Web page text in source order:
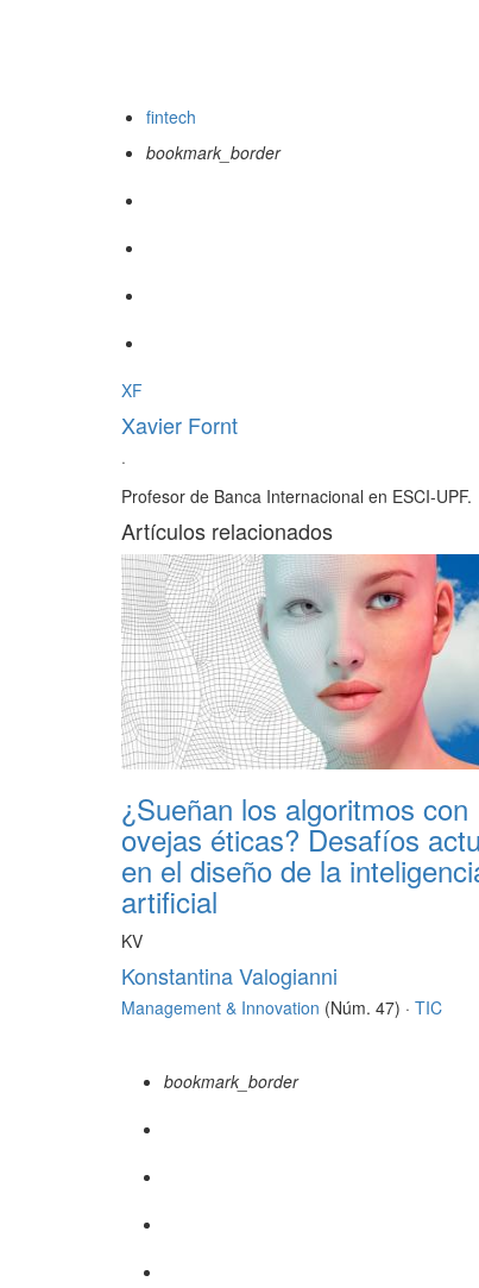
fintech
bookmark_border
XF
Xavier Fornt
·
Profesor de Banca Internacional en ESCI-UPF.
Artículos relacionados
¿Sueñan los algoritmos con
ovejas éticas? Desafíos
en el diseño de la
artificial
KV
Konstantina Valogianni
Management & Innovation (Núm. 47) · TIC
bookmark_border